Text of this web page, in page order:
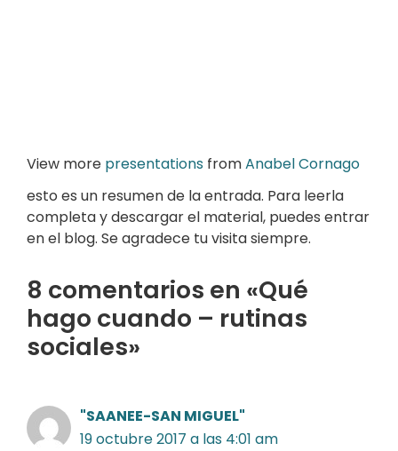
View more presentations fromAnabel Cornago
esto es un resumen de la entrada. Para leerla
completa y descargar el material, puedes entrar
en el blog. Se agradece tu visita siempre.
8 comentarios en «Qué
hago cuando – rutinas
sociales»
"SAANEE-SAN MIGUEL"
19 octubre 2017 a las 4:01 am